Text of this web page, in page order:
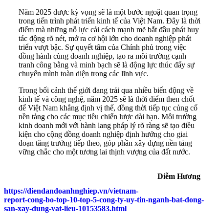
Năm 2025 được kỳ vọng sẽ là một bước ngoặt quan trọng
trong tiến trình phát triển kinh tế của Việt Nam. Đây là thời
điểm mà những nỗ lực cải cách mạnh mẽ bắt đầu phát huy
tác động rõ nét, mở ra cơ hội lớn cho doanh nghiệp phát
triển vượt bậc. Sự quyết tâm của Chính phủ trong việc
đồng hành cùng doanh nghiệp, tạo ra môi trường cạnh
tranh công bằng và minh bạch sẽ là động lực thúc đẩy sự
chuyển mình toàn diện trong các lĩnh vực.
Trong bối cảnh thế giới đang trải qua nhiều biến động về
kinh tế và công nghệ, năm 2025 sẽ là thời điểm then chốt
để Việt Nam khẳng định vị thế, đồng thời tiếp tục củng cố
nền tảng cho các mục tiêu chiến lược dài hạn. Môi trường
kinh doanh mới với hành lang pháp lý rõ ràng sẽ tạo điều
kiện cho cộng đồng doanh nghiệp định hướng cho giai
đoạn tăng trưởng tiếp theo, góp phần xây dựng nền tảng
vững chắc cho một tương lai thịnh vượng của đất nước.
Diễm Hương
https://diendandoanhnghiep.vn/vietnam-
report-cong-bo-top-10-top-5-cong-ty-uy-tin-nganh-bat-dong-
san-xay-dung-vat-lieu-10153583.html